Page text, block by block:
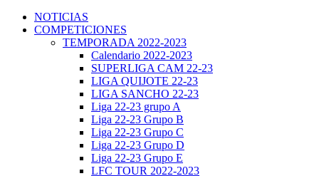
NOTICIAS
COMPETICIONES
TEMPORADA 2022-2023
Calendario 2022-2023
SUPERLIGA CAM 22-23
LIGA QUIJOTE 22-23
LIGA SANCHO 22-23
Liga 22-23 grupo A
Liga 22-23 Grupo B
Liga 22-23 Grupo C
Liga 22-23 Grupo D
Liga 22-23 Grupo E
LFC TOUR 2022-2023